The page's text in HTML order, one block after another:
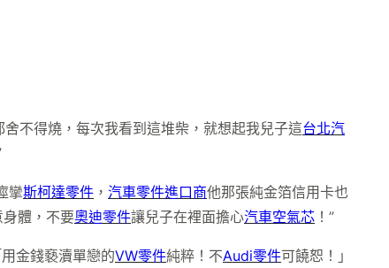
不得燒，每次我看到這堆柴，就想起我兒子這台北汽
攣斯柯達零件 ， 汽車零件進口商他那張純金箔信用卡也
身體，不要奧迪零件讓兒子在裡面擔心汽車空氣芯 ！”
金錢褻瀆單戀的VW零件純粹！不Audi零件可饒恕！」